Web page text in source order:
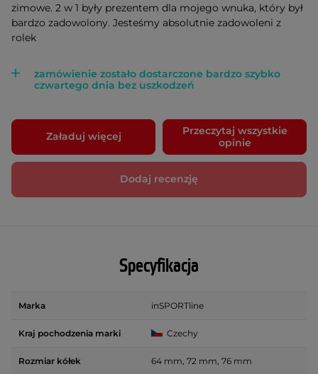
zimowe. 2 w 1 były prezentem dla mojego wnuka, który był
bardzo zadowolony. Jesteśmy absolutnie zadowoleni z
rolek
zamówienie zostało dostarczone bardzo szybko
czwartego dnia bez uszkodzeń
Załaduj więcej
Przeczytaj wszystkie
opinie
Dodaj recenzję
Specyfikacja
Marka inSPORTline
Kraj pochodzenia marki Czechy
Rozmiar kółek 64 mm, 72 mm, 76 mm